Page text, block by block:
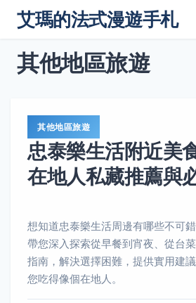
艾瑪的法式漫遊手札
其他地區旅遊
其他地區旅遊
忠泰樂生活附近美
在地人私藏推薦與
想知道忠泰樂生活周邊有哪些不可
帶您深入探索從早餐到宵夜、從台
指南，解決選擇困難，提供實用建
您吃得像個在地人。